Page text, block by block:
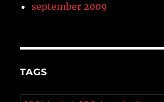
september 2009
TAGS